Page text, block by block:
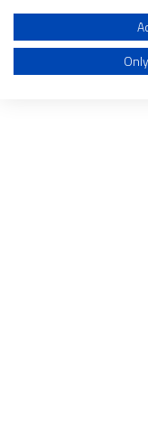
Create profiles to
Use profiles to
Understand
Identify devices